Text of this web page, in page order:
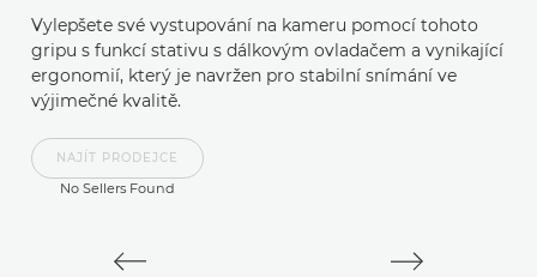
Vylepšete své vystupování na kameru pomocí tohoto
gripu s funkcí stativu s dálkovým ovladačem a vynikající
ergonomií, který je navržen pro stabilní snímání ve
výjimečné kvalitě.
NAJÍT PRODEJCE
No Sellers Found